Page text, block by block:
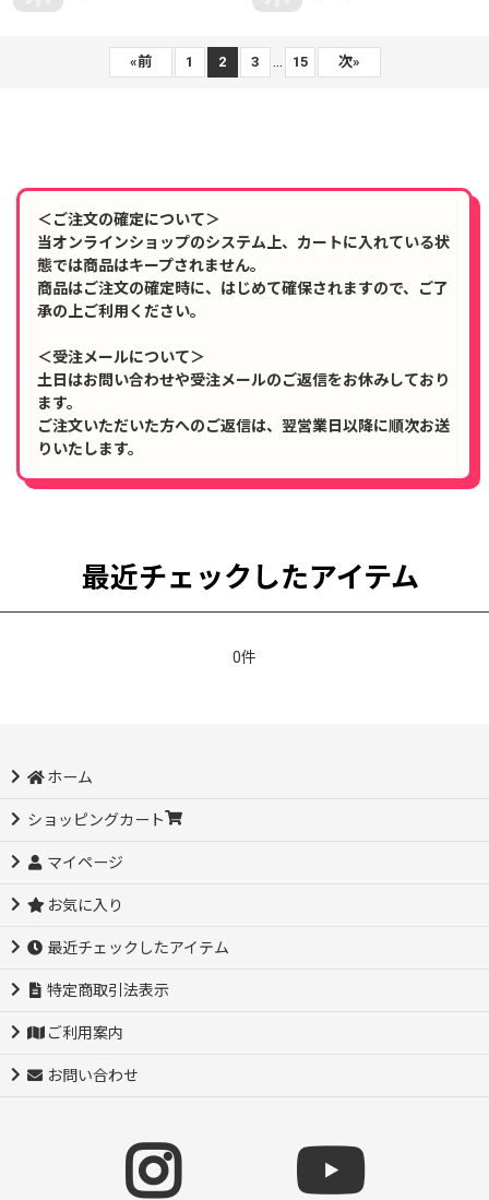
«前 1 2 3 15 次»
＜ご注文の確定について＞
当オンラインショップのシステム上、カートに入れている状
態では商品はキープされません。
商品はご注文の確定時に、はじめて確保されますので、ご了
承の上ご利用ください。
＜受注メールについて＞
土日はお問い合わせや受注メールのご返信をお休みしており
ます。
ご注文いただいた方へのご返信は、翌営業日以降に順次お送
りいたします。
最近チェックしたアイテム
0件
ホーム
ショッピングカート
マイページ
お気に入り
最近チェックしたアイテム
特定商取引法表示
ご利用案内
お問い合わせ